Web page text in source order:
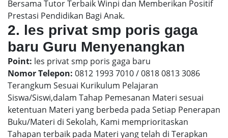
Bersama Tutor Terbaik Winpi dan Memberikan Positif
Prestasi Pendidikan Bagi Anak.
2. les privat smp poris gaga
baru Guru Menyenangkan
Point: les privat smp poris gaga baru
Nomor Telepon: 0812 1993 7010 / 0818 0813 3086
Terangkum Sesuai Kurikulum Pelajaran
Siswa/Siswi,dalam Tahap Pemesanan Materi sesuai
ketentuan Materi yang berbeda pada Setiap Penerapan
Buku/Materi di Sekolah, Kami memprioritaskan
Tahapan terbaik pada Materi yang telah di Terapkan